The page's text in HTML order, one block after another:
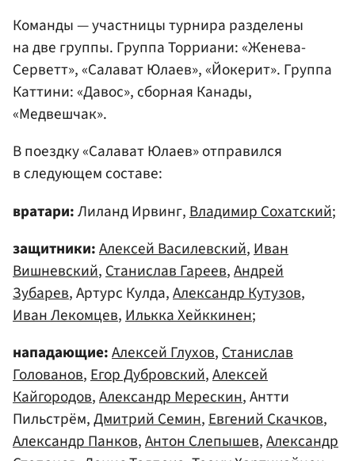
Команды — участницы турнира разделены
на две группы. Группа Торриани: «Женева-
Серветт», «Салават Юлаев», «Йокерит». Группа
Каттини: «Давос», сборная Канады,
«Медвешчак».
В поездку «Салават Юлаев» отправился
в следующем составе:
вратари:Лиланд Ирвинг, Владимир Сохатский;
защитники:Алексей Василевский,Иван
Вишневский,Станислав Гареев,Андрей
Зубарев, Артурс Кулда,Александр Кутузов,
Иван Лекомцев,Илькка Хейккинен;
нападающие:Алексей Глухов,Станислав
Голованов,Егор Дубровский,Алексей
Кайгородов,Александр Мерескин, Антти
Пильстрём,Дмитрий Семин,Евгений Скачков,
Александр Панков,Антон Слепышев,Александр